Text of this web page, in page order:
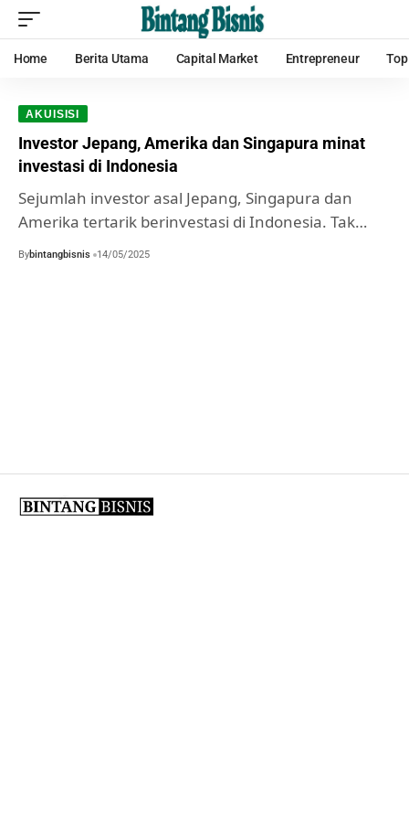
Home Berita Utama Capital Market Entrepreneur
AKUISISI
Investor Jepang, Amerika dan Singapura minat
investasi di Indonesia
Sejumlah investor asal Jepang, Singapura dan
Amerika tertarik berinvestasi di Indonesia. Tak…
Bybintangbisnis 14/05/2025